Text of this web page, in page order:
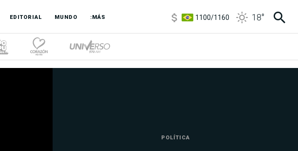
EDITORIAL MUNDO :MÁS
3,8/4
18°
POLÍTICA